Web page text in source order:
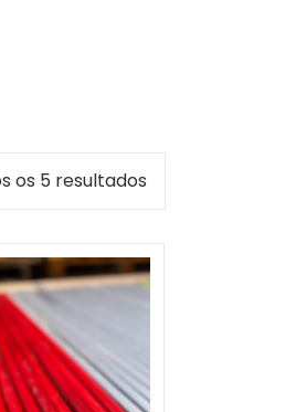
os 5 resultados